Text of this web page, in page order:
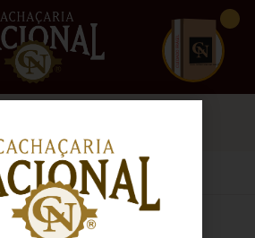
www.cachacarianacional.com.br
CUIDADO FRÁGIL